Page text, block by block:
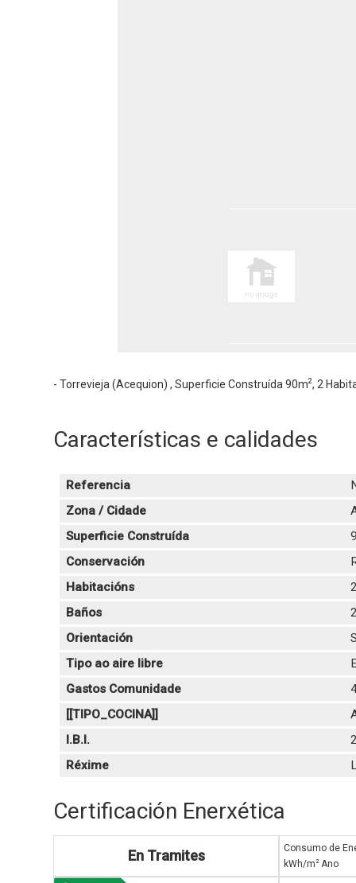
- Torrevieja (Acequion) , Superficie Construída 90m2, 2
Características e calidades
Referencia
Zona / Cidade
Superficie Construída
Conservación
Habitacións
Baños
Orientación
Tipo ao aire libre
Gastos Comunidade
[[TIPO_COCINA]]
I.B.I.
Réxime
Certificación Enerxética
En Tramites
Consumo de
kWh/m 2Ano